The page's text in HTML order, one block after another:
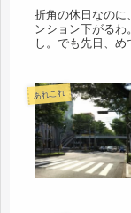
折角の休日なのに
ンション下がる
し。でも先日、
あれこれ